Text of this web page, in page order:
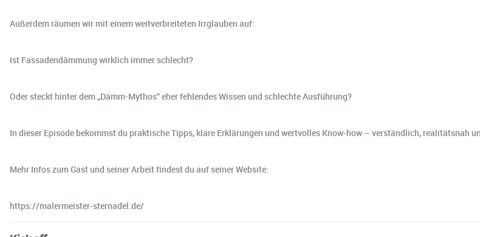
Außerdem räumen wir mit einem weitverbreiteten Irrglauben auf:
Ist Fassadendämmung wirklich immer schlecht?
Oder steckt hinter dem „Dämm-Mythos“ eher fehlendes Wissen und schlechte Ausführung?
In dieser Episode bekommst du praktische Tipps, klare Erklärungen und wertvolles Know-how – verständlich, realitätsnah
Mehr Infos zum Gast und seiner Arbeit findest du auf seiner Website:
https://malermeister-sternadel.de/